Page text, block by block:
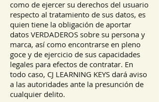
como de ejercer su derechos del usuario
respecto al tratamiento de sus datos, es
quien tiene la obligación de aportar
datos VERDADEROS sobre su persona y
marca, así como encontrarse en pleno
goce y de ejercicio de sus capacidades
legales para efectos de contratar. En
todo caso, CJ LEARNING KEYS dará aviso
a las autoridades ante la presunción de
cualquier delito.